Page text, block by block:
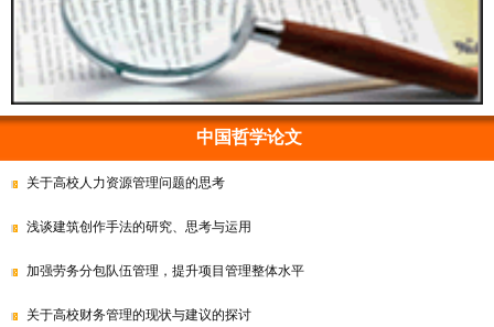
中国哲学论文
关于高校人力资源管理问题的思考
浅谈建筑创作手法的研究、思考与运用
加强劳务分包队伍管理，提升项目管理整体水平
关于高校财务管理的现状与建议的探讨